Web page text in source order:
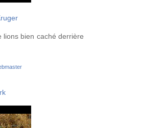
lions bien caché derrière